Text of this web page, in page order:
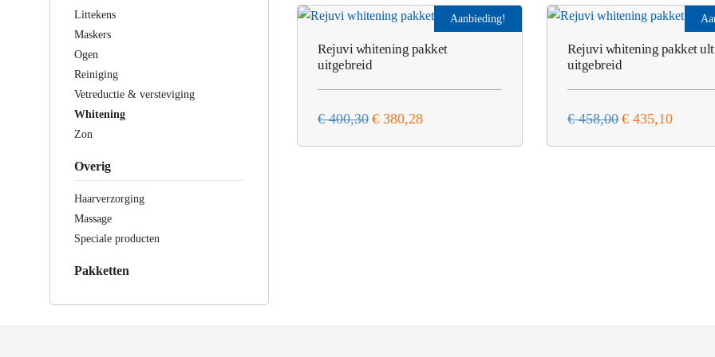
Aanbieding!
Rejuvi whitening pakket
uitgebreid
€400,30 Oorspronkelijke
€ 380,28Huidige
Rejuvi whitening pakket
uitgebreid
€458,00 Oorspronkelijke
€ 435,10Huidige
Littekens
Maskers
Ogen
Reiniging
Vetreductie & versteviging
Whitening
Zon
Overig
Haarverzorging
Massage
Speciale producten
Pakketten